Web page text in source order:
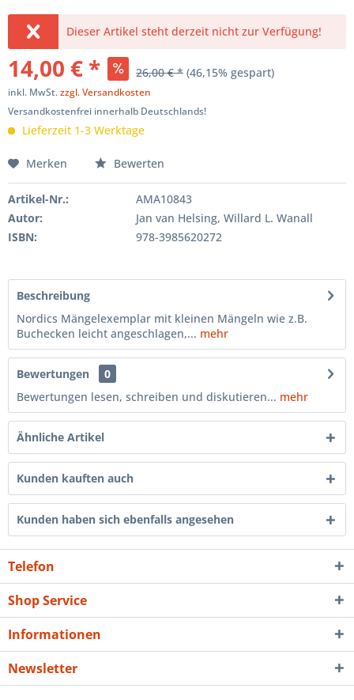
Dieser Artikel steht derzeit nicht zur Verfügung!
14,00 € * 26,00 € * (46,15% gespart)
inkl. MwSt.zzgl. Versandkosten
Versandkostenfrei innerhalb Deutschlands!
Lieferzeit 1-3 Werktage
Merken Bewerten
Artikel-Nr.:
AMA10843
Autor:
Jan van Helsing, Willard L. Wanall
ISBN:
978-3985620272
Beschreibung
Nordics Mängelexemplar mit kleinen Mängeln wie z.B.
Buchecken leicht angeschlagen,... mehr
Bewertungen
0
Bewertungen lesen, schreiben und diskutieren... mehr
Ähnliche Artikel
Kunden kauften auch
Kunden haben sich ebenfalls angesehen
Telefon
Shop Service
Informationen
Newsletter